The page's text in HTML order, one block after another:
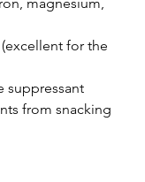
from snacking